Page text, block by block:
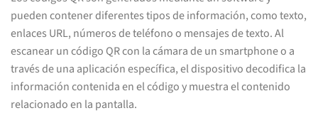
pueden contener diferentes tipos de información, como texto,
enlaces URL, números de teléfono o mensajes de texto. Al
escanear un código QR con la cámara de un smartphone o a
través de una aplicación específica, el dispositivo decodifica la
información contenida en el código y muestra el contenido
relacionado en la pantalla.